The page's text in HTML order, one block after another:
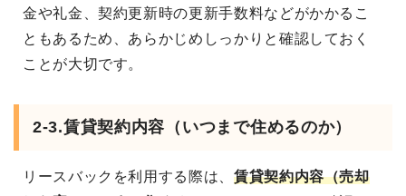
金や礼金、契約更新時の更新手数料などがかかるこ
ともあるため、あらかじめしっかりと確認しておく
ことが大切です。
2-3.賃貸契約内容（いつまで住めるのか）
リースバックを利用する際は、 賃貸契約内容（売却